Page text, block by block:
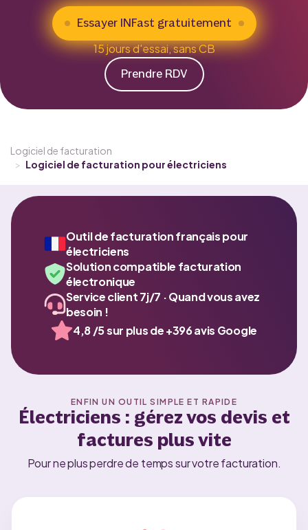
Essayer INFast gratuitement
15 jours d'essai, sans CB
Prendre RDV
Logiciel de facturation
> Logiciel de facturation pour électriciens
Outil de facturation français pour
électriciens
Solution compatible facturation
électronique
Service client 7j/7 · Quand vous avez
besoin !
4,8 /5 sur plus de +396 avis Google
ENFIN UN OUTIL SIMPLE ET RAPIDE
Électriciens : gérez vos devis et
factures plus vite
Pour ne plus perdre de temps sur votre facturation.